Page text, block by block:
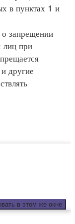
в пунктах 1 и
запрещении
лиц при
другие
в этом же окне